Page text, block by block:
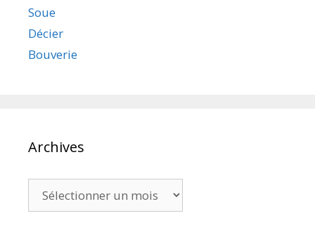
Soue
Décier
Bouverie
Archives